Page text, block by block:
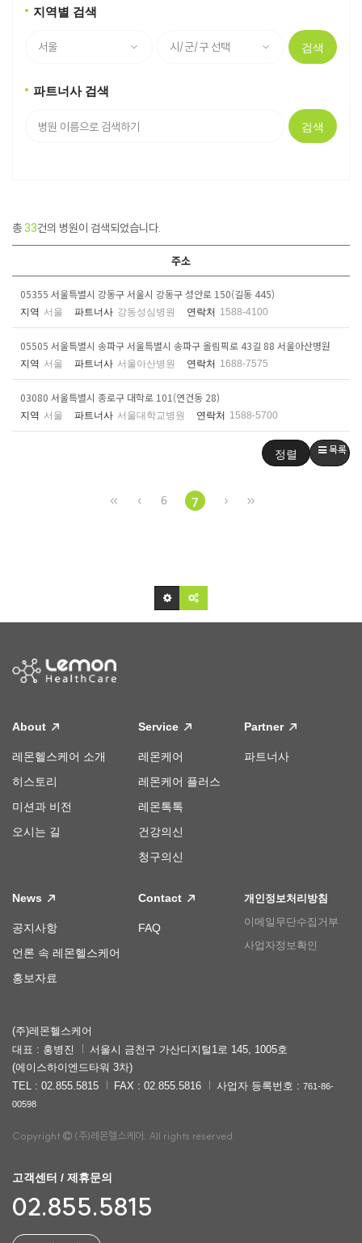
지역별 검색
검색
파트너사 검색
검색
총33건의 병원이 검색되었습니다.
주소
05355 서울특별시 강동구 서울시 강동구 성안로 150(길동 445)
지역 서울 파트너사 강동성심병원 연락처 1588-4100
05505 서울특별시 송파구 서울특별시 송파구 올림픽로 43길 88 서울아산병원
지역 서울 파트너사 서울아산병원 연락처 1688-7575
03080 서울특별시 종로구 대학로 101(연건동 28)
지역 서울 파트너사 서울대학교병원 연락처 1588-5700
정렬 목록
6 7
About
레몬헬스케어 소개
히스토리
미션과 비전
오시는 길
Service
레몬케어
레몬케어 플러스
레몬톡톡
건강의신
청구의신
Partner
파트너사
News
공지사항
언론 속 레몬헬스케어
홍보자료
Contact
FAQ
개인정보처리방침
이메일무단수집거부
사업자정보확인
(주)레몬헬스케어
대표 : 홍병진
서울시 금천구 가산디지털1로 145, 1005호
(에이스하이엔드타워 3차)
TEL : 02.855.5815
FAX : 02.855.5816 사업자 등록번호 : 761-86-
00598
Copyright (주)레몬헬스케어. All rights reserved.
고객센터 / 제휴문의
02.855.5815